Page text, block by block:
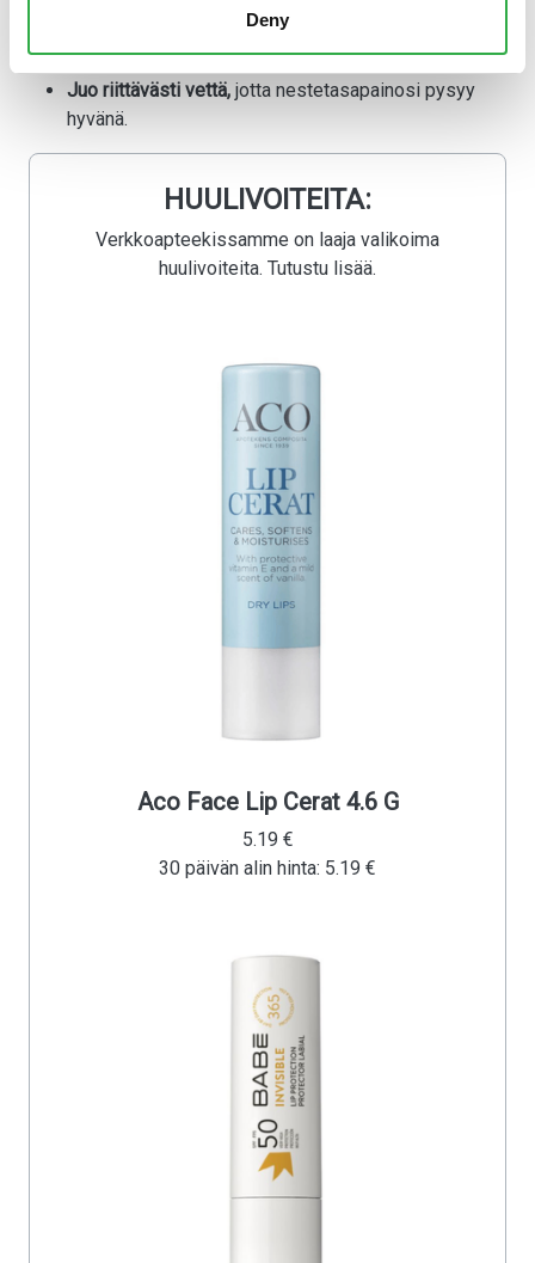
Deny
suojan sisältävää huulivoidetta, jos sinulla on
taipumusta huuliherpekseen.
Juo riittävästi vettä, jotta nestetasapainosi pysyy
hyvänä.
HUULIVOITEITA:
Verkkoapteekissamme on laaja valikoima
huulivoiteita. Tutustu lisää.
Aco Face Lip Cerat 4.6 G
5.19 €
30 päivän alin hinta: 5.19 €